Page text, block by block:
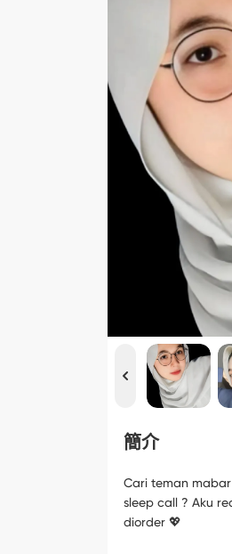
簡介
Cari teman
sleep call ? Aku
diorder 💖